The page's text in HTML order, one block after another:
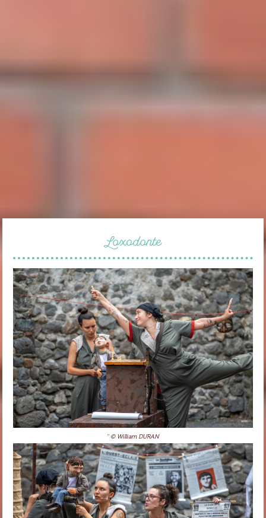
Loxodonte
'' © William DURAN